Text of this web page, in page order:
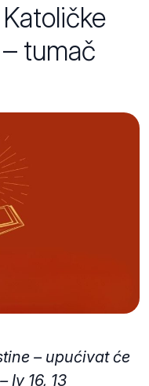
tumač
– upućivat će
Iv 16, 13